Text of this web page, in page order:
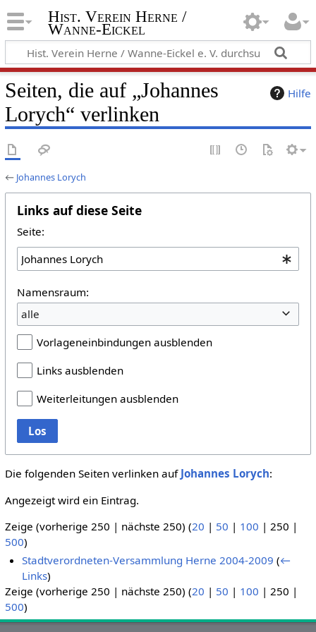
Hist. Verein Herne /
Wanne-Eickel
Hilfe
Seiten, die auf „Johannes
Lorych“ verlinken
← Johannes Lorych
Links auf diese Seite
Seite:
Namensraum:
alle
Vorlageneinbindungen ausblenden
Links ausblenden
Weiterleitungen ausblenden
Los
Die folgenden Seiten verlinken auf Johannes Lorych:
Angezeigt wird ein Eintrag.
Zeige (vorherige 250 | nächste 250) (20 | 50 | 100 | 250 |
500)
Stadtverordneten-Versammlung Herne 2004-2009 (←
Links)
Zeige (vorherige 250 | nächste 250) (20 | 50 | 100 | 250 |
500)